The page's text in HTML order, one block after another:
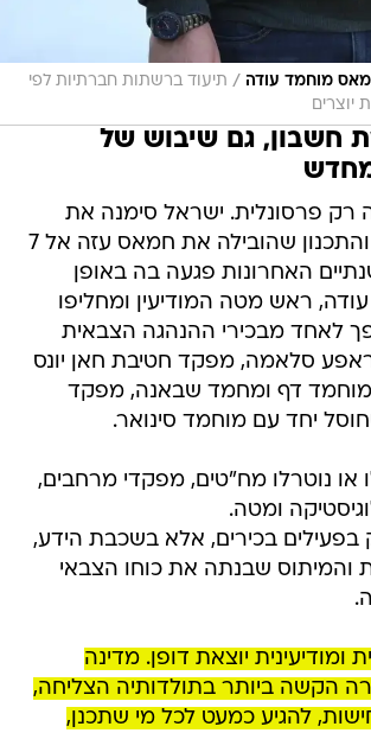
מוחמד עודה / תיעוד ברשתות חברתיות לפי
חשבון, גם שיבוש של
רק פרסונלית. ישראל סימנה את
שכבת הפיקוד והתכנון שהובילה את חמאס עזה אל 7
האחרונות פגעה בה באופן
ראש מטה המודיעין ומחליפו
לאחד מבכירי ההנהגה הצבאית
סלאמה, מפקד חטיבת חאן יונס
מוחמד דף ומחמד שבאנה, מפקד
יחד עם מוחמד סינואר.
או נוטרלו מח"טים, מפקדי מרחבים,
ומטה.
בפעילים בכירים, אלא בשכבת הידע,
והמיתוס שבנתה את כוחו הצבאי
ומודיעינית יוצאת דופן. מדינה
הקשה ביותר בתולדותיה הצליחה,
להגיע כמעט לכל מי שתכנן,